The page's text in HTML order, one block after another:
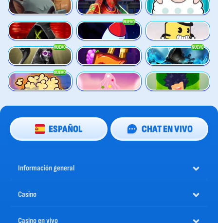
Wild Dojo Strike Warrior Ways Shave the Sheep
Slayers Inc
NUEVO
Speed Crash
NUEVO
Wings of Horus Xpander
NUEVO
Time Spinners
NUEVO
Vending Machine Tasty Treats The Respinners
ESPAÑOL CHAT EN VIVO
Información general
Casino
Casino en vivo